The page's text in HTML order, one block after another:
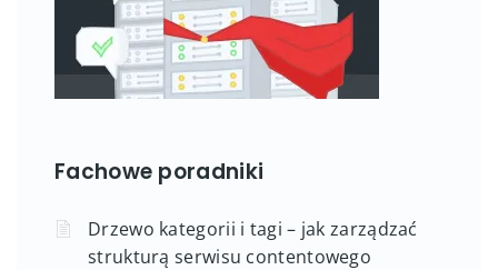
Fachowe poradniki
Drzewo kategorii i tagi – jak zarządzać
strukturą serwisu contentowego